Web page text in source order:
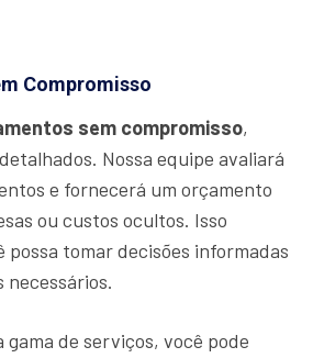
Compromisso
sem compromisso,
Nossa equipe avaliará
e fornecerá um orçamento
ou custos ocultos. Isso
possa tomar decisões informadas
necessários.
gama de serviços, você pode